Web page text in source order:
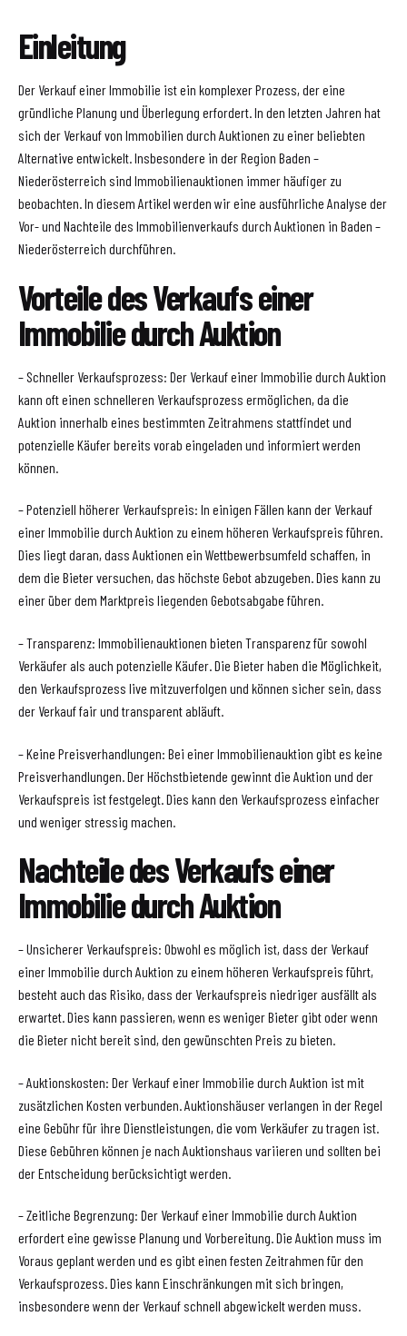
Einleitung
Der Verkauf einer Immobilie ist ein komplexer Prozess, der eine
gründliche Planung und Überlegung erfordert. In den letzten Jahren hat
sich der Verkauf von Immobilien durch Auktionen zu einer beliebten
Alternative entwickelt. Insbesondere in der Region Baden –
Niederösterreich sind Immobilienauktionen immer häufiger zu
beobachten. In diesem Artikel werden wir eine ausführliche Analyse der
Vor- und Nachteile des Immobilienverkaufs durch Auktionen in Baden –
Niederösterreich durchführen.
Vorteile des Verkaufs einer
Immobilie durch Auktion
– Schneller Verkaufsprozess: Der Verkauf einer Immobilie durch Auktion
kann oft einen schnelleren Verkaufsprozess ermöglichen, da die
Auktion innerhalb eines bestimmten Zeitrahmens stattfindet und
potenzielle Käufer bereits vorab eingeladen und informiert werden
können.
– Potenziell höherer Verkaufspreis: In einigen Fällen kann der Verkauf
einer Immobilie durch Auktion zu einem höheren Verkaufspreis führen.
Dies liegt daran, dass Auktionen ein Wettbewerbsumfeld schaffen, in
dem die Bieter versuchen, das höchste Gebot abzugeben. Dies kann zu
einer über dem Marktpreis liegenden Gebotsabgabe führen.
– Transparenz: Immobilienauktionen bieten Transparenz für sowohl
Verkäufer als auch potenzielle Käufer. Die Bieter haben die Möglichkeit,
den Verkaufsprozess live mitzuverfolgen und können sicher sein, dass
der Verkauf fair und transparent abläuft.
– Keine Preisverhandlungen: Bei einer Immobilienauktion gibt es keine
Preisverhandlungen. Der Höchstbietende gewinnt die Auktion und der
Verkaufspreis ist festgelegt. Dies kann den Verkaufsprozess einfacher
und weniger stressig machen.
Nachteile des Verkaufs einer
Immobilie durch Auktion
– Unsicherer Verkaufspreis: Obwohl es möglich ist, dass der Verkauf
einer Immobilie durch Auktion zu einem höheren Verkaufspreis führt,
besteht auch das Risiko, dass der Verkaufspreis niedriger ausfällt als
erwartet. Dies kann passieren, wenn es weniger Bieter gibt oder wenn
die Bieter nicht bereit sind, den gewünschten Preis zu bieten.
– Auktionskosten: Der Verkauf einer Immobilie durch Auktion ist mit
zusätzlichen Kosten verbunden. Auktionshäuser verlangen in der Regel
eine Gebühr für ihre Dienstleistungen, die vom Verkäufer zu tragen ist.
Diese Gebühren können je nach Auktionshaus variieren und sollten bei
der Entscheidung berücksichtigt werden.
– Zeitliche Begrenzung: Der Verkauf einer Immobilie durch Auktion
erfordert eine gewisse Planung und Vorbereitung. Die Auktion muss im
Voraus geplant werden und es gibt einen festen Zeitrahmen für den
Verkaufsprozess. Dies kann Einschränkungen mit sich bringen,
insbesondere wenn der Verkauf schnell abgewickelt werden muss.